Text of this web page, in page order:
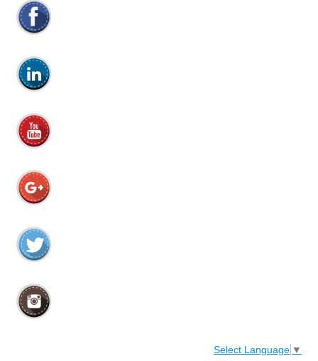
Select Language ▼